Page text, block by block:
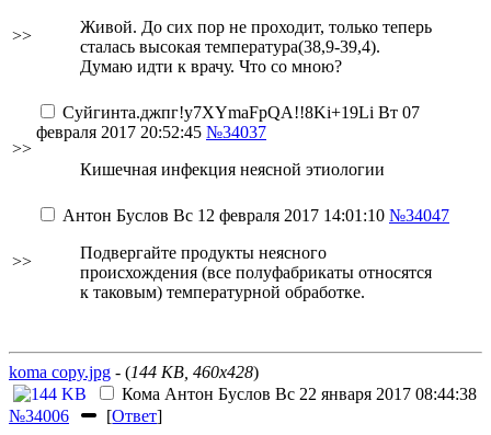
>>
Живой. До сих пор не проходит, только теперь
сталась высокая температура(38,9-39,4).
Думаю идти к врачу. Что со мною?
>>
Суйгинта.джпг!y7XYmaFpQA!!8Ki+19Li Вт 07
февраля 2017 20:52:45 №34037
Кишечная инфекция неясной этиологии
>>
Антон Буслов Вс 12 февраля 2017 14:01:10 №34047
Подвергайте продукты неясного
происхождения (все полуфабрикаты относятся
к таковым) температурной обработке.
koma copy.jpg - (144 KB, 460x428)
Кома Антон Буслов Вс 22 января 2017 08:44:38
№34006
[Ответ]